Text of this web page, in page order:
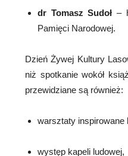
dr Tomasz Sudoł –
Pamięci Narodowej.
Dzień Żywej Kultury
niż spotkanie wokół
przewidziane są również:
warsztaty inspirowane
występ kapeli ludowej,